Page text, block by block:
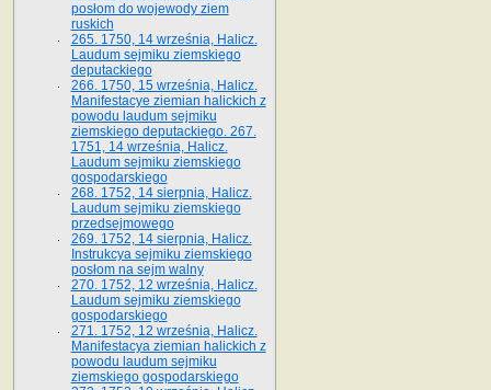
posłom do wojewody ziem
ruskich
265. 1750, 14 września, Halicz.
Laudum sejmiku ziemskiego
deputackiego
266. 1750, 15 września, Halicz.
Manifestacye ziemian halickich z
powodu laudum sejmiku
ziemskiego deputackiego. 267.
1751, 14 września, Halicz.
Laudum sejmiku ziemskiego
gospodarskiego
268. 1752, 14 sierpnia, Halicz.
Laudum sejmiku ziemskiego
przedsejmowego
269. 1752, 14 sierpnia, Halicz.
Instrukcya sejmiku ziemskiego
posłom na sejm walny
270. 1752, 12 września, Halicz.
Laudum sejmiku ziemskiego
gospodarskiego
271. 1752, 12 września, Halicz.
Manifestacya ziemian halickich z
powodu laudum sejmiku
ziemskiego gospodarskiego